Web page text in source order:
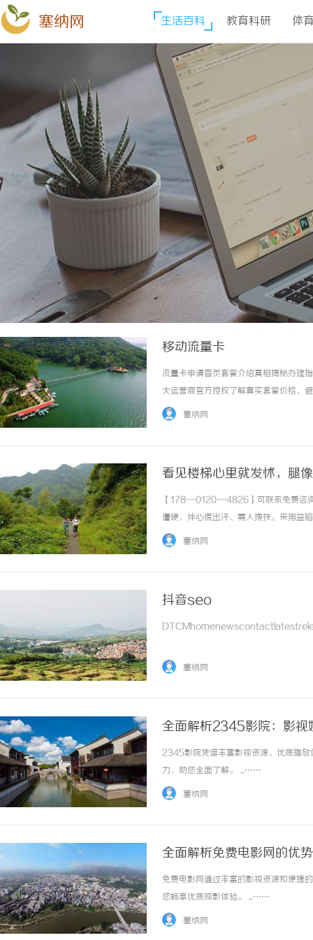
塞纳网 生活百科 教育科研 体
移动流量卡
流量卡申请首页套餐介绍真相揭秘办理
大运营商官方授权了解真实套餐价格，
卡"和"9元流量卡"的真相市面上宣传的
塞纳网
看见楼梯心里就发怵，腿
【178--0120--4826】可联系免费咨
僵硬，伴心慌出汗、需人搀扶。采用益
独立完成。 ...……
塞纳网
抖音seo
塞纳网
全面解析2345影院：影视
2345影院凭借丰富影视资源、优质播放
力，助您全面了解。 ...……
塞纳网
全面解析免费电影网的优
免费电影网通过丰富的影视资源和便捷
您畅享优质观影体验。 ...……
塞纳网
开店最怕“搜不到”为什
ai却天天给他免费派单？